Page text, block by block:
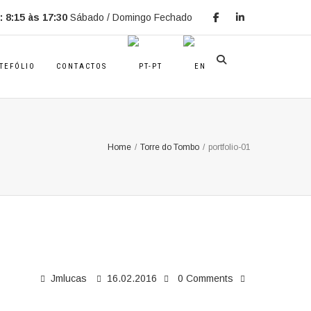
às 17:30 Sábado / Domingo Fechado
CONTACTOS
Home / Torre do Tombo / portfolio-01
Jmlucas 16.02.2016 0 Comments